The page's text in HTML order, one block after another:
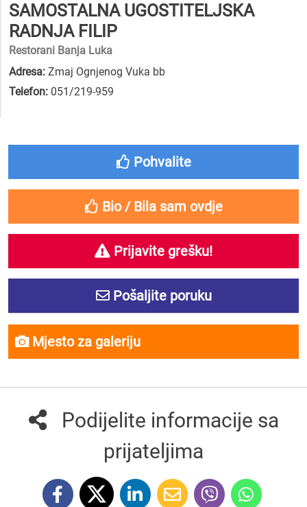
SAMOSTALNA UGOSTITELJSKA
RADNJA FILIP
Restorani Banja Luka
Adresa: Zmaj Ognjenog Vuka bb
Telefon: 051/219-959
Pohvalite
Bio / Bila sam ovdje
Prijavite grešku!
Pošaljite poruku
Mjesto za galeriju
Podijelite informacije sa
prijateljima